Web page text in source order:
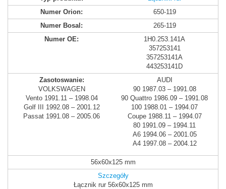
650-119
265-119
1H0.253.141A
357253141
357253141A
443253141D
AUDI
90 1987.03 – 1991.08
90 Quattro 1986.09 – 1991.08
100 1988.01 – 1994.07
Coupe 1988.11 – 1994.07
80 1991.09 – 1994.11
A6 1994.06 – 2001.05
A4 1997.08 – 2004.12
VOLKSWAGEN
Vento 1991.11 – 1998.04
Golf III 1992.08 – 2001.12
Passat 1991.08 – 2005.06
56x60x125 mm
Szczegóły
Łącznik rur 56x60x125 mm